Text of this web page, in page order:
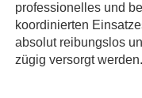
professionelles und
koordinierten
absolut reibungslos
zügig versorgt werden.